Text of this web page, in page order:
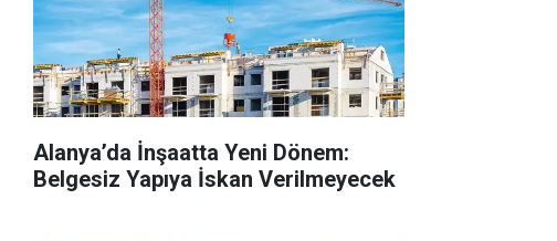
Alanya’da İnşaatta Yeni Dönem:
Belgesiz Yapıya İskan Verilmeyecek